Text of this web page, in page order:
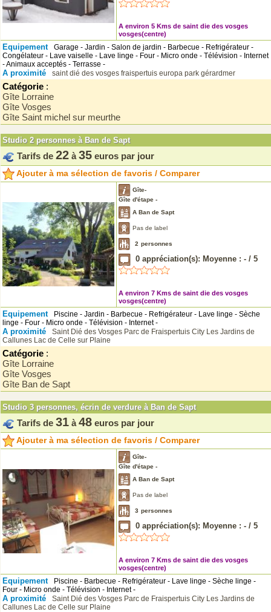
A environ 5 Kms de saint die des vosges
vosges(centre)
Equipement
Garage - Jardin - Salon de jardin - Barbecue - Refrigérateur -
Congélateur - Lave vaiselle - Lave linge - Four - Micro onde - Télévision - Internet
- Animaux acceptés - Terrasse -
A proximité saint dié des vosges fraispertuis europa park gérardmer
Catégorie :
Gîte Lorraine
Gîte Vosges
Gîte Saint michel sur meurthe
Studio 2 personnes à Ban de Sapt
Tarifs de 22 à 35 euros par jour
Ajouter à ma sélection de favoris / Comparer
Gîte-
Gîte d'étape -
A Ban de Sapt
Pas de label
2 personnes
0 appréciation(s): Moyenne : - / 5
A environ 7 Kms de saint die des vosges
vosges(centre)
Equipement
Piscine - Jardin - Barbecue - Refrigérateur - Lave linge - Sèche
linge - Four - Micro onde - Télévision - Internet -
A proximité Saint Dié des Vosges Parc de Fraispertuis City Les Jardins de
Callunes Lac de Celle sur Plaine
Catégorie :
Gîte Lorraine
Gîte Vosges
Gîte Ban de Sapt
Studio 3 personnes, écrin de verdure à Ban de Sapt
Tarifs de 31 à 48 euros par jour
Ajouter à ma sélection de favoris / Comparer
Gîte-
Gîte d'étape -
A Ban de Sapt
Pas de label
3 personnes
0 appréciation(s): Moyenne : - / 5
A environ 7 Kms de saint die des vosges
vosges(centre)
Equipement
Piscine - Barbecue - Refrigérateur - Lave linge - Sèche linge -
Four - Micro onde - Télévision - Internet -
A proximité Saint Dié des Vosges Parc de Fraispertuis City Les Jardins de
Callunes Lac de Celle sur Plaine